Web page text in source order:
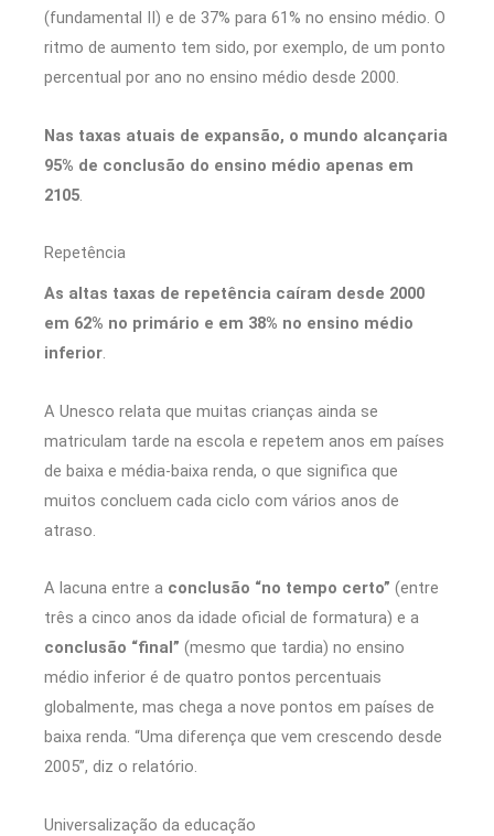
(fundamental II) e de 37% para 61% no ensino médio. O
ritmo de aumento tem sido, por exemplo, de um ponto
percentual por ano no ensino médio desde 2000.
Nas taxas atuais de expansão, o mundo alcançaria
95% de conclusão do ensino médio apenas em
2105.
Repetência
As altas taxas de repetência caíram desde 2000
em 62% no primário e em 38% no ensino médio
inferior.
A Unesco relata que muitas crianças ainda se
matriculam tarde na escola e repetem anos em países
de baixa e média-baixa renda, o que significa que
muitos concluem cada ciclo com vários anos de
atraso.
A lacuna entre a conclusão “no tempo certo” (entre
três a cinco anos da idade oficial de formatura) e a
conclusão “final” (mesmo que tardia) no ensino
médio inferior é de quatro pontos percentuais
globalmente, mas chega a nove pontos em países de
baixa renda. “Uma diferença que vem crescendo desde
2005”, diz o relatório.
Universalização da educação